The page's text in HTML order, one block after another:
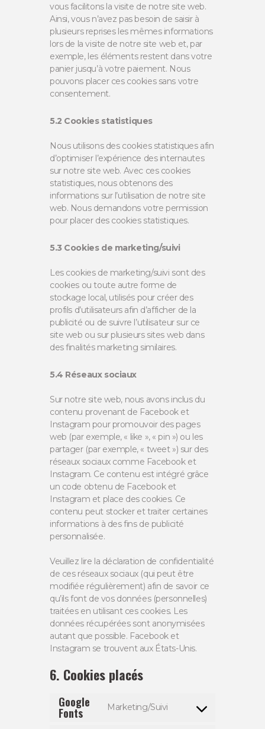
vous facilitons la visite de notre site web.
Ainsi, vous n’avez pas besoin de saisir à
plusieurs reprises les mêmes informations
lors de la visite de notre site web et, par
exemple, les éléments restent dans votre
panier jusqu’à votre paiement. Nous
pouvons placer ces cookies sans votre
consentement.
5.2 Cookies statistiques
Nous utilisons des cookies statistiques afin
d’optimiser l’expérience des internautes
sur notre site web. Avec ces cookies
statistiques, nous obtenons des
informations sur l’utilisation de notre site
web. Nous demandons votre permission
pour placer des cookies statistiques.
5.3 Cookies de marketing/suivi
Les cookies de marketing/suivi sont des
cookies ou toute autre forme de
stockage local, utilisés pour créer des
profils d’utilisateurs afin d’afficher de la
publicité ou de suivre l’utilisateur sur ce
site web ou sur plusieurs sites web dans
des finalités marketing similaires.
5.4 Réseaux sociaux
Sur notre site web, nous avons inclus du
contenu provenant de Facebook et
Instagram pour promouvoir des pages
web (par exemple, « like », « pin ») ou les
partager (par exemple, « tweet ») sur des
réseaux sociaux comme Facebook et
Instagram. Ce contenu est intégré grâce
un code obtenu de Facebook et
Instagram et place des cookies. Ce
contenu peut stocker et traiter certaines
informations à des fins de publicité
personnalisée.
Veuillez lire la déclaration de confidentialité
de ces réseaux sociaux (qui peut être
modifiée régulièrement) afin de savoir ce
qu’ils font de vos données (personnelles)
traitées en utilisant ces cookies. Les
données récupérées sont anonymisées
autant que possible. Facebook et
Instagram se trouvent aux États-Unis.
6. Cookies placés
Google
Fonts Marketing/Suivi
Consent